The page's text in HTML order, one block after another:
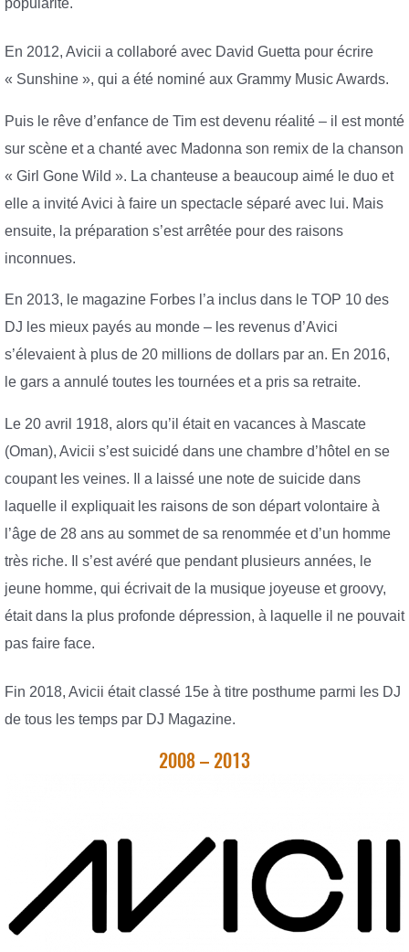
En 2012, Avicii a collaboré avec David Guetta pour écrire
« Sunshine », qui a été nominé aux Grammy Music Awards.
Puis le rêve d’enfance de Tim est devenu réalité – il est monté
sur scène et a chanté avec Madonna son remix de la chanson
« Girl Gone Wild ». La chanteuse a beaucoup aimé le duo et
elle a invité Avici à faire un spectacle séparé avec lui. Mais
ensuite, la préparation s’est arrêtée pour des raisons
inconnues.
En 2013, le magazine Forbes l’a inclus dans le TOP 10 des
DJ les mieux payés au monde – les revenus d’Avici
s’élevaient à plus de 20 millions de dollars par an. En 2016,
le gars a annulé toutes les tournées et a pris sa retraite.
Le 20 avril 1918, alors qu’il était en vacances à Mascate
(Oman), Avicii s’est suicidé dans une chambre d’hôtel en se
coupant les veines. Il a laissé une note de suicide dans
laquelle il expliquait les raisons de son départ volontaire à
l’âge de 28 ans au sommet de sa renommée et d’un homme
très riche. Il s’est avéré que pendant plusieurs années, le
jeune homme, qui écrivait de la musique joyeuse et groovy,
était dans la plus profonde dépression, à laquelle il ne pouvait
pas faire face.
Fin 2018, Avicii était classé 15e à titre posthume parmi les DJ
de tous les temps par DJ Magazine.
2008 – 2013